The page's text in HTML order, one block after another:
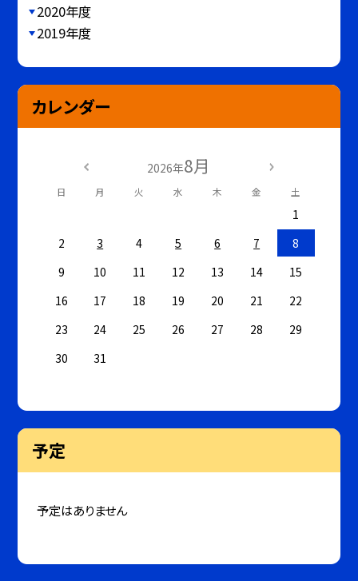
2020年度
2019年度
カレンダー
2026年8月
日 月 火 水 木 金 土
1
2
3 4 5 6 7
8
9
10 11 12 13 14
15
16
17 18 19 20 21
22
23
24 25 26 27 28
29
30
31
予定
予定はありません